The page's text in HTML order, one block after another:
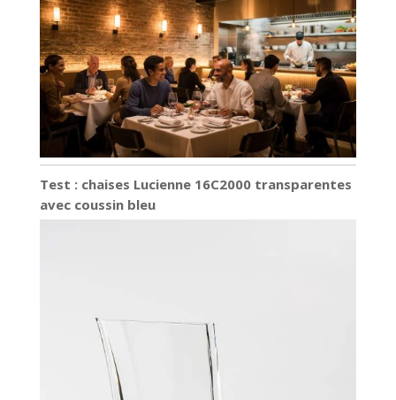
Test : chaises Lucienne 16C2000 transparentes
avec coussin bleu